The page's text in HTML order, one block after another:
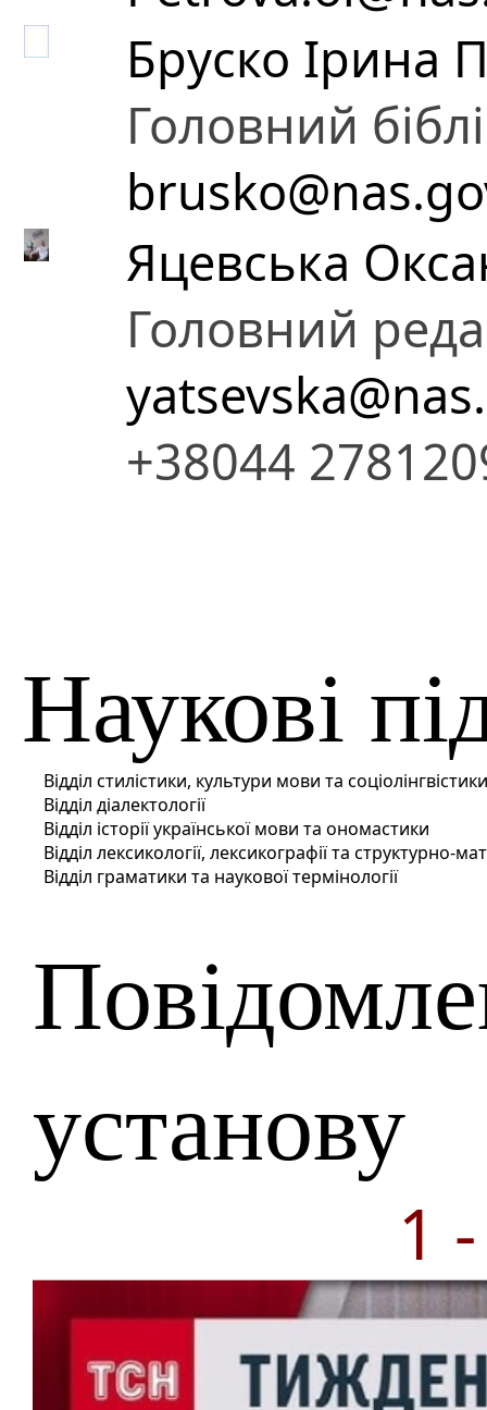
Бруско Ірина
Головний
Яцевська
Головний
+38044
Наукові
Відділ стилістики, культури мови та соціолінгвістики
Відділ діалектології
Відділ історії української мови та ономастики
Відділ лексикології, лексикографії та структурно-
Відділ граматики та наукової термінології
установу
1